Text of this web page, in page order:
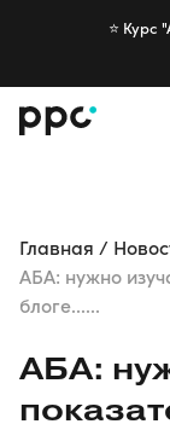
⭐️ Курс
Главная
АБА: нужно
блоге......
АБА: